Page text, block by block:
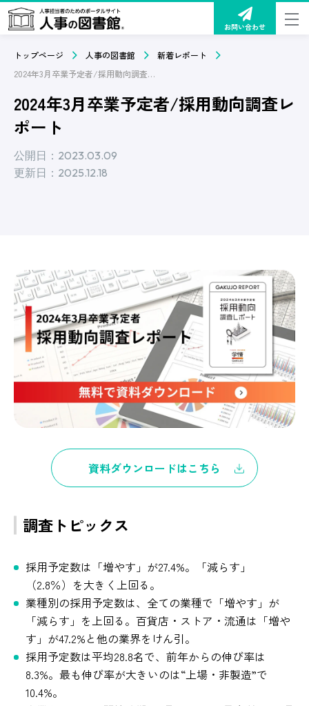
お問い合わせ
トップページ 人事の図書館
新着レポート
2024年3月卒業予定者/採用動向調査レポート
2024年3月卒業予定者/採用動向調査レ
ポート
公開日：2023.03.09
更新日：2025.12.18
資料ダウンロードはこちら
調査トピックス
採用予定数は「増やす」が27.4%。「減らす」
（2.8％）を大きく上回る。
業種別の採用予定数は、全ての業種で「増やす」が
「減らす」を上回る。百貨店・ストア・流通は「増や
す」が47.2%と他の業界をけん引。
採用予定数は平均28.8名で、前年からの伸び率は
8.3%。最も伸び率が大きいのは“上場・非製造”で
10.4%。